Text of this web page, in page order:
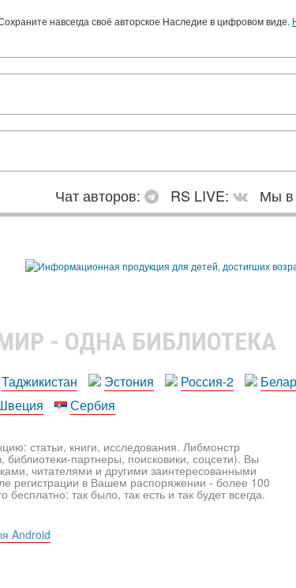
навсегда своё авторское Наследие в цифровом виде.
Чат авторов: RS LIVE:
Мы в
- ОДНА БИБЛИОТЕКА
Таджикистан Эстония Россия-2
Сербия
статьи, книги, исследования. Либмонстр
партнеры, поисковики, соцсети). Вы
читателями и другими заинтересованными
регистрации в Вашем распоряжении - более 100
так было, так есть и так будет всегда.
Android